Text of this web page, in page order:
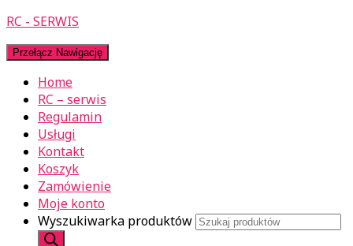
RC - SERWIS
Przełącz Nawigację
Home
RC – serwis
Regulamin
Usługi
Kontakt
Koszyk
Zamówienie
Moje konto
Wyszukiwarka produktów